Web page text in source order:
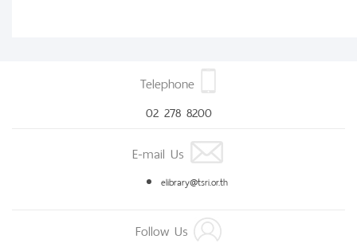
Telephone
02 278 8200
E-mail Us
elibrary@tsri.or.th
Follow Us